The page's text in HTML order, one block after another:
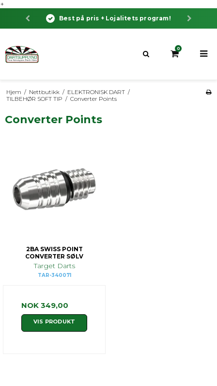
+
Best på pris + Lojalitets program!
0
Hjem / Nettbutikk / ELEKTRONISK DART /
TILBEHØR SOFT TIP / Converter Points
Converter Points
2BA SWISS POINT
CONVERTER SØLV
Target Darts
TAR-340071
NOK 349,00
VIS PRODUKT